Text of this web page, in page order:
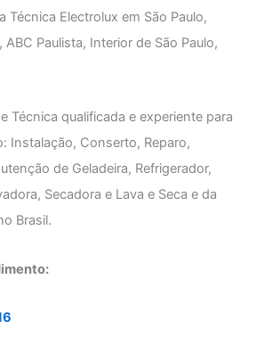
Técnica Electrolux em São Paulo,
ABC Paulista, Interior de São Paulo,
Técnica qualificada e experiente para
Instalação, Conserto, Reparo,
de Geladeira, Refrigerador,
Secadora e Lava e Seca e da
Brasil.